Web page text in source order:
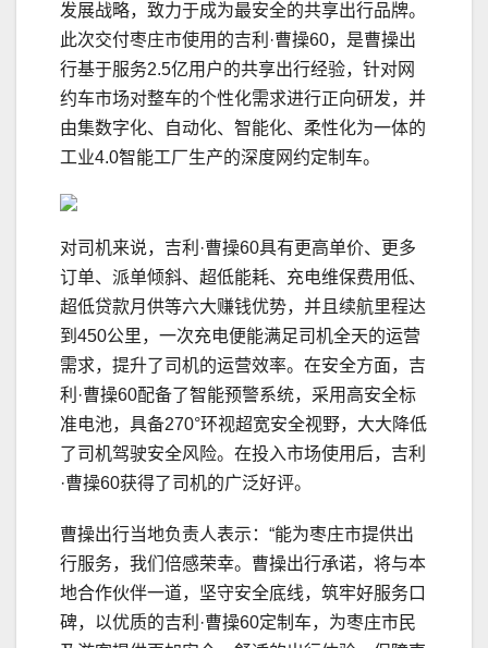
发展战略，致力于成为最安全的共享出行品牌。
此次交付枣庄市使用的吉利·曹操60，是曹操出
行基于服务2.5亿用户的共享出行经验，针对网
约车市场对整车的个性化需求进行正向研发，并
由集数字化、自动化、智能化、柔性化为一体的
工业4.0智能工厂生产的深度网约定制车。
对司机来说，吉利·曹操60具有更高单价、更多
订单、派单倾斜、超低能耗、充电维保费用低、
超低贷款月供等六大赚钱优势，并且续航里程达
到450公里，一次充电便能满足司机全天的运营
需求，提升了司机的运营效率。在安全方面，吉
利·曹操60配备了智能预警系统，采用高安全标
准电池，具备270°环视超宽安全视野，大大降低
了司机驾驶安全风险。在投入市场使用后，吉利
·曹操60获得了司机的广泛好评。
曹操出行当地负责人表示：“能为枣庄市提供出
行服务，我们倍感荣幸。曹操出行承诺，将与本
地合作伙伴一道，坚守安全底线，筑牢好服务口
碑，以优质的吉利·曹操60定制车，为枣庄市民